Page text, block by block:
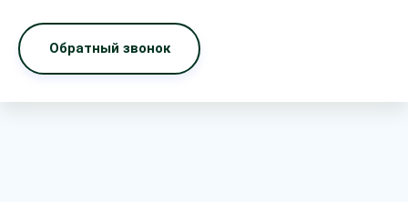
Обратный звонок